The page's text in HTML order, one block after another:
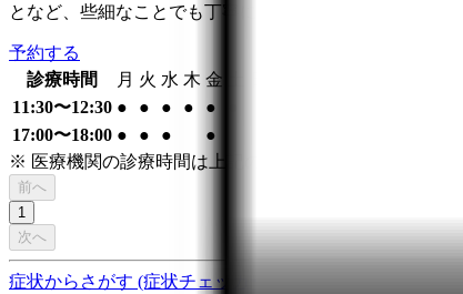
となど、些細なことでも丁寧に対応させていただきます。
予約する
診療時間
月 火 水 木 金
11:30〜12:30 ● ● ● ● ●
17:00〜18:00 ● ● ●
●
※ 医療機関の診療時間は上記の通りですが、すでに予
前へ
1
次へ
症状からさがす (症状チェッカー)